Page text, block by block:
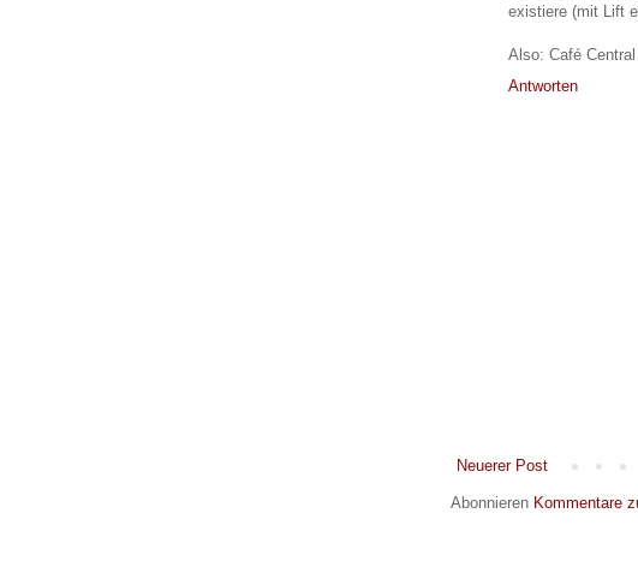
existiere (mit Lift
Also: Café
Antworten
Neuerer Post
Abonnieren Kommentare